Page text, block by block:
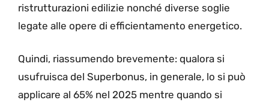
ristrutturazioni edilizie nonché diverse soglie
legate alle opere di efficientamento energetico.
Quindi, riassumendo brevemente: qualora si
usufruisca del Superbonus, in generale, lo si può
applicare al 65% nel 2025 mentre quando si